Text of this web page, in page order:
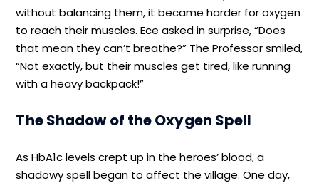
without balancing them, it became harder for oxygen
to reach their muscles. Ece asked in surprise, “Does
that mean they can’t breathe?” The Professor smiled,
“Not exactly, but their muscles get tired, like running
with a heavy backpack!”
The Shadow of the Oxygen Spell
As HbA1c levels crept up in the heroes’ blood, a
shadowy spell began to affect the village. One day,